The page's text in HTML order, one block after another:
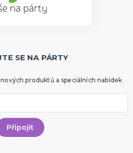
SE NA PÁRTY
produktů a speciálních nabídek